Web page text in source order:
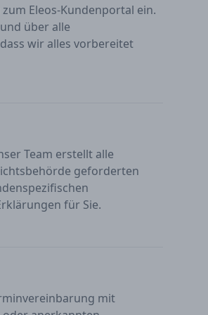
Eleos-Kundenportal ein.
über alle
wir alles vorbereitet
Team erstellt alle
geforderten
für Sie.
mit